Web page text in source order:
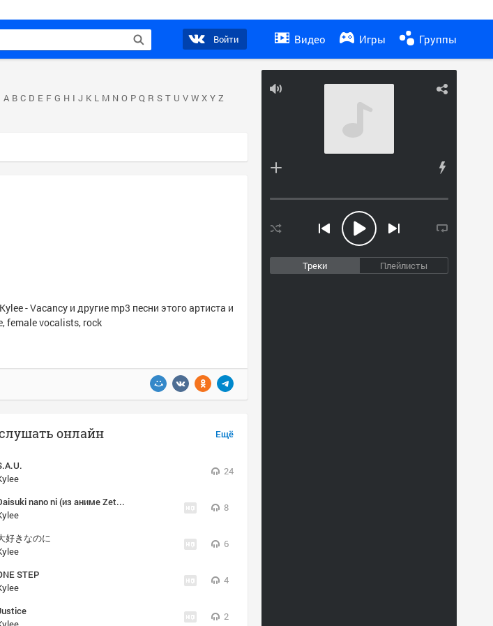
Войти Видео Игры Группы
Треки Плейлисты
A B C D E F G H I J K L M N O P Q R S T U V W X Y Z
- Vacancy и другие mp3 песни этого артиста и
female vocalists, rock
Ещё
онлайн
24
Daisuki nano ni (из аниме Zetsuen no Tempest: The Civilization Blaster/Буря потерь: Гибель Цивилизации)
8
好きなのに
6
STEP
4
2